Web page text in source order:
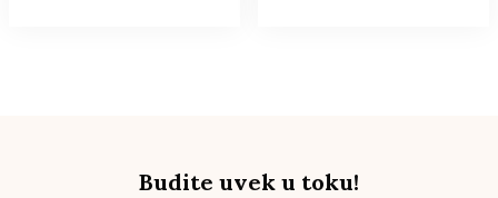
Budite uvek u toku!